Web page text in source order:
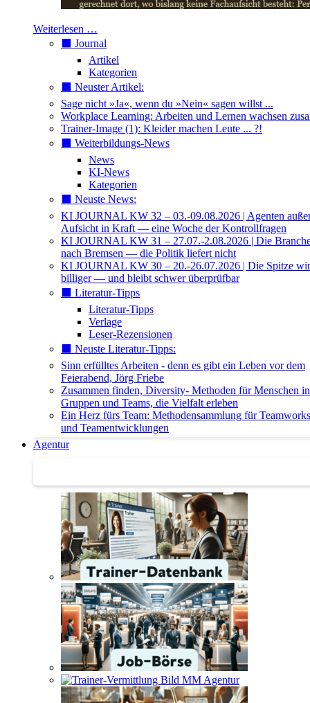
Weiterlesen …
⬛️ Journal
Artikel
Kategorien
⬛️ Neuster Artikel:
Sage nicht »Ja«, wenn du »Nein« sagen willst ...
Workplace Learning: Arbeiten und Lernen wachsen
Trainer-Image (1): Kleider machen Leute ... ?!
⬛️ Weiterbildungs-News
News
KI-News
Kategorien
⬛️ Neuste News:
KI JOURNAL KW 32 – 03.-09.08.2026 | Agenten
Aufsicht in Kraft — eine Woche der Kontrollfragen
KI JOURNAL KW 31 – 27.07.-2.08.2026 | Die
nach Bremsen — die Politik liefert nicht
KI JOURNAL KW 30 – 20.-26.07.2026 | Die Spitze
billiger — und bleibt schwer überprüfbar
⬛️ Literatur-Tipps
Literatur-Tipps
Verlage
Leser-Rezensionen
⬛️ Neuste Literatur-Tipps:
Sinn erfülltes Arbeiten - denn es gibt ein Leben vor dem
Feierabend, Jörg Friebe
Zusammen finden, Diversity- Methoden für Menschen in
Gruppen und Teams, die Vielfalt erleben
Ein Herz fürs Team: Methodensammlung für
und Teamentwicklungen
Agentur